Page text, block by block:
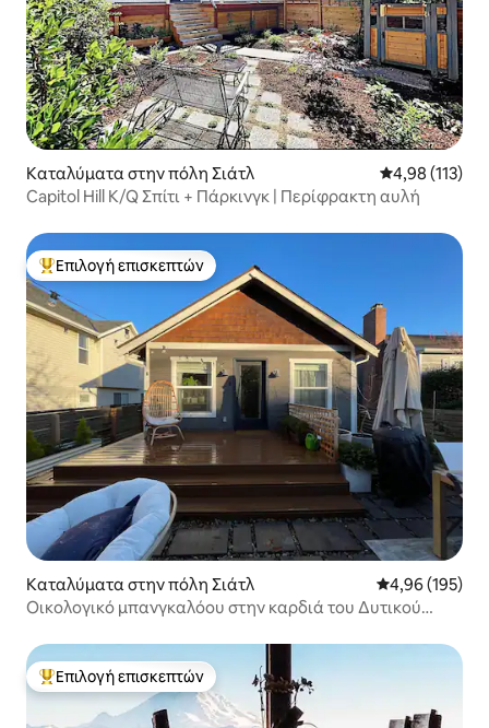
Καταλύματα στην πόλη Σιάτλ Μέση
4,98 (113)
Capitol Hill K/Q Σπίτι + Πάρκινγκ | Περίφρακτη αυλή
Κορυφαία επιλογή επισκεπτών
Επιλογή επισκεπτών
Καταλύματα στην πόλη Σιάτλ Μέση
4,96 (195)
Οικολογικό μπανγκαλόου στην καρδιά του Δυτικού
Κορυφαία επιλογή επισκεπτών
Επιλογή επισκεπτών